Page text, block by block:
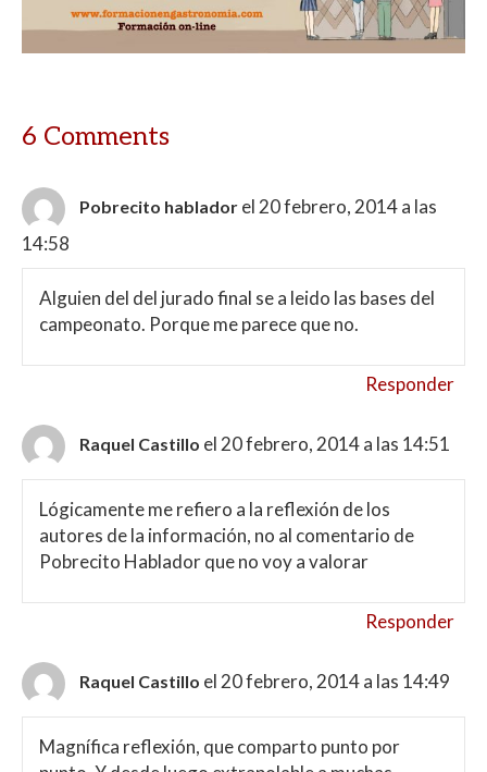
6 Comments
Pobrecito hablador el 20 febrero, 2014 a las
14:58
Alguien del del jurado final se a leido las bases del
campeonato. Porque me parece que no.
Responder
Raquel Castillo el 20 febrero, 2014 a las 14:51
Lógicamente me refiero a la reflexión de los
autores de la información, no al comentario de
Pobrecito Hablador que no voy a valorar
Responder
Raquel Castillo el 20 febrero, 2014 a las 14:49
Magnífica reflexión, que comparto punto por